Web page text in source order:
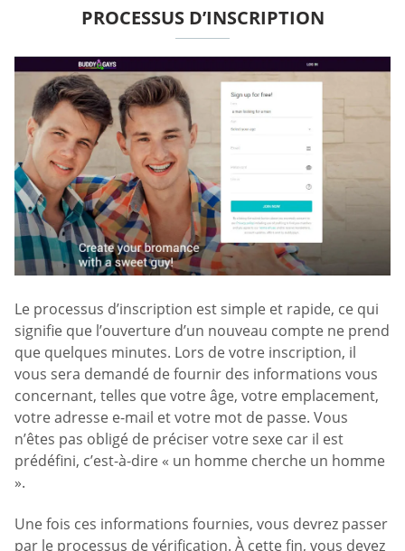
PROCESSUS D’INSCRIPTION
Le processus d’inscription est simple et rapide, ce qui
signifie que l’ouverture d’un nouveau compte ne prend
que quelques minutes. Lors de votre inscription, il
vous sera demandé de fournir des informations vous
concernant, telles que votre âge, votre emplacement,
votre adresse e-mail et votre mot de passe. Vous
n’êtes pas obligé de préciser votre sexe car il est
prédéfini, c’est-à-dire « un homme cherche un homme
».
Une fois ces informations fournies, vous devrez passer
par le processus de vérification. À cette fin, vous devez